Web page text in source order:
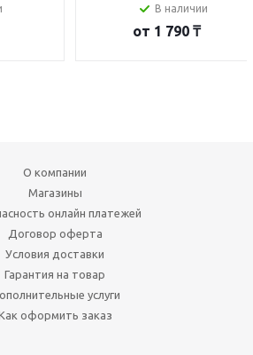
В наличии
от 1 790 ₸
О компании
Магазины
онлайн платежей
Договор оферта
Условия доставки
Гарантия на товар
услуги
оформить заказ